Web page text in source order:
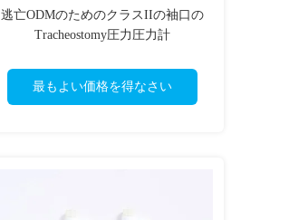
逃亡ODMのためのクラスIIの袖口の
Tracheostomy圧力圧力計
最もよい価格を得なさい